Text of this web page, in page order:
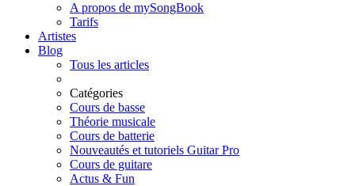
A propos de mySongBook
Tarifs
Artistes
Blog
Tous les articles
Catégories
Cours de basse
Théorie musicale
Cours de batterie
Nouveautés et tutoriels Guitar Pro
Cours de guitare
Actus & Fun